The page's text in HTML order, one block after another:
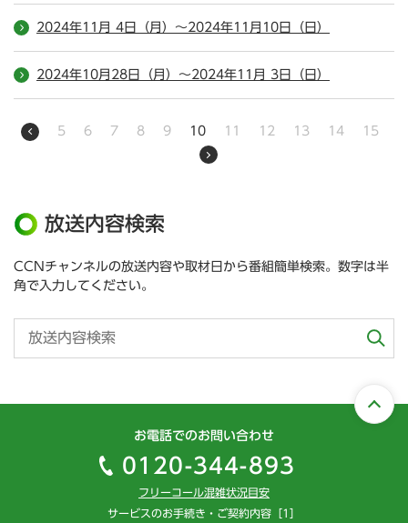
2024年11月 4日（月）～2024年11月10日（日）
2024年10月28日（月）～2024年11月 3日（日）
5 6 7 8 9 10 11 12 13 14 15
放送内容検索
CCNチャンネルの放送内容や取材日から番組簡単検索。数字は半
角で入力してください。
お電話でのお問い合わせ
0120-344-893
フリーコール混雑状況目安
サービスのお手続き・ご契約内容［1］